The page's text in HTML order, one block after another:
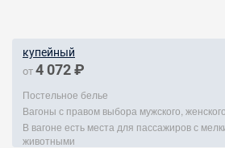
купейный
от 4 072 ₽
Постельное белье
Вагоны с правом выбора мужского,
В вагоне есть места для пассажиров с
животными